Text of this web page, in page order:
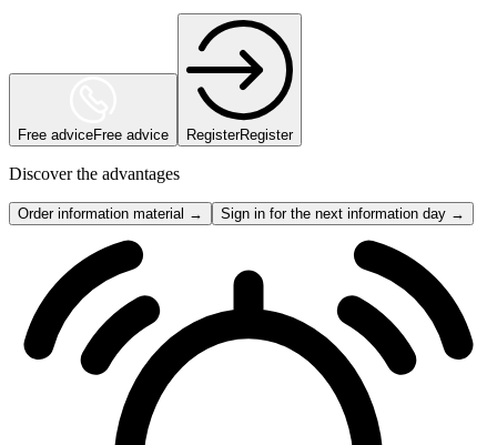
Free adviceFree advice RegisterRegister
Discover the advantages
Order information material → Sign in for the next information day →